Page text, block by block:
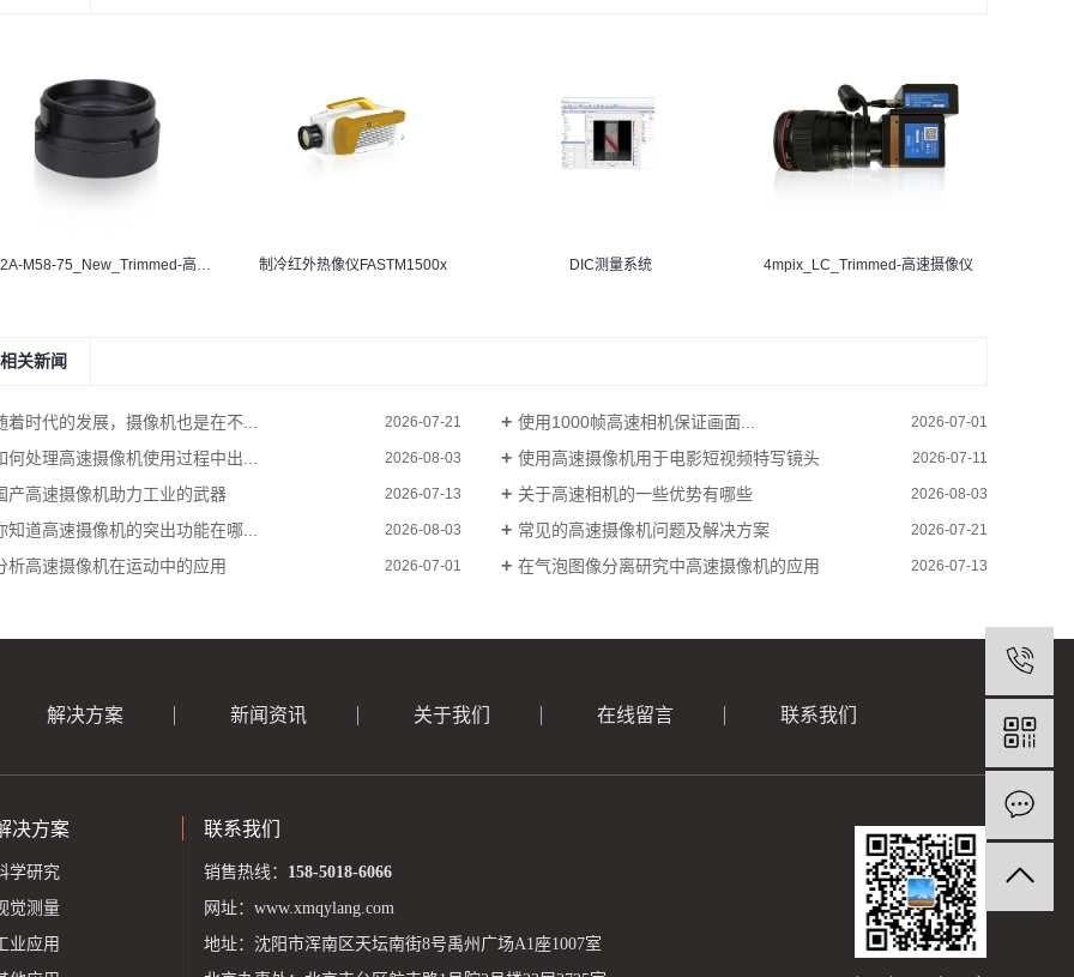
LC-2A-M58-75_New_Trimmed-高速摄像仪 制冷红外热像仪FASTM1500x DIC测量系统 4mpix_LC_Trimmed-高速摄像仪
相关新闻
着时代的发展，摄像机也是在不... 2026-07-21 使用1000帧高速相机保证画面... 2026-07-01
何处理高速摄像机使用过程中出... 2026-08-03 使用高速摄像机用于电影短视频特写镜头 2026-07-11
产高速摄像机助力工业的武器 2026-07-13 关于高速相机的一些优势有哪些 2026-08-03
知道高速摄像机的突出功能在哪... 2026-08-03 常见的高速摄像机问题及解决方案 2026-07-21
析高速摄像机在运动中的应用 2026-07-01 在气泡图像分离研究中高速摄像机的应用 2026-07-13
解决方案 新闻资讯 关于我们 在线留言 联系我们
决方案
学研究
觉测量
业应用
联系我们
销售热线： 158-5018-6066
网址： www.xmqylang.com
地址：沈阳市浑南区天坛南街8号禹州广场A1座1007室